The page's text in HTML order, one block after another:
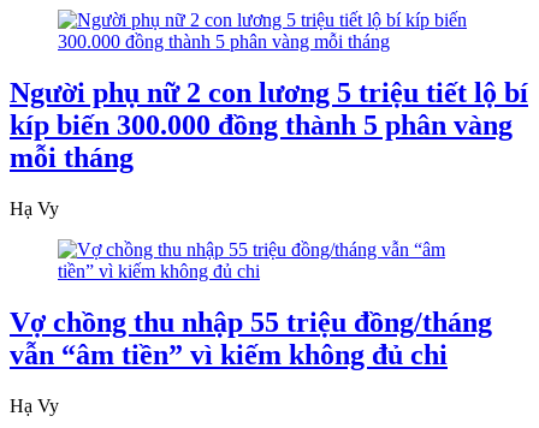
Người phụ nữ 2 con lương 5 triệu tiết lộ bí
kíp biến 300.000 đồng thành 5 phân vàng
mỗi tháng
Hạ Vy
Vợ chồng thu nhập 55 triệu đồng/tháng
vẫn “âm tiền” vì kiếm không đủ chi
Hạ Vy